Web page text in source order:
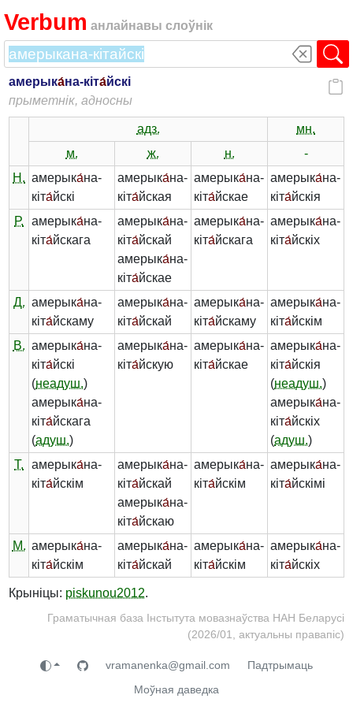
Verbum анлайнавы слоўнік
амерыка́на-кіта́йскі
прыметнік, адносны
адз.
мн.
м.
ж. н.
-
Н. амерыка́на-
кіта́йскі
амерыка́на-
кіта́йская
амерыка́на-
кіта́йскае
амерыка́на-
кіта́йскія
Р.
амерыка́на-
кіта́йскага
амерыка́на-
кіта́йскай
амерыка́на-
кіта́йскае
амерыка́на-
кіта́йскага
амерыка́на-
кіта́йскіх
Д. амерыка́на-
кіта́йскаму
амерыка́на-
кіта́йскай
амерыка́на-
кіта́йскаму
амерыка́на-
кіта́йскім
В. амерыка́на-
кіта́йскі
(неадуш.)
амерыка́на-
кіта́йскага
(адуш.)
амерыка́на-
кіта́йскую
амерыка́на-
кіта́йскае
амерыка́на-
кіта́йскія
(неадуш.)
амерыка́на-
кіта́йскіх
(адуш.)
Т.
амерыка́на-
кіта́йскім
амерыка́на-
кіта́йскай
амерыка́на-
кіта́йскаю
амерыка́на-
кіта́йскім
амерыка́на-
кіта́йскімі
М. амерыка́на-
кіта́йскім
амерыка́на-
кіта́йскай
амерыка́на-
кіта́йскім
амерыка́на-
кіта́йскіх
Крыніцы: piskunou2012.
Граматычная база Інстытута мовазнаўства НАН Беларусі
(2026/01, актуальны правапіс)
vramanenka@gmail.com
Падтрымаць
Моўная даведка